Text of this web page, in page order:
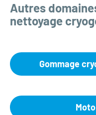
Autres
nettoyage
Gommage